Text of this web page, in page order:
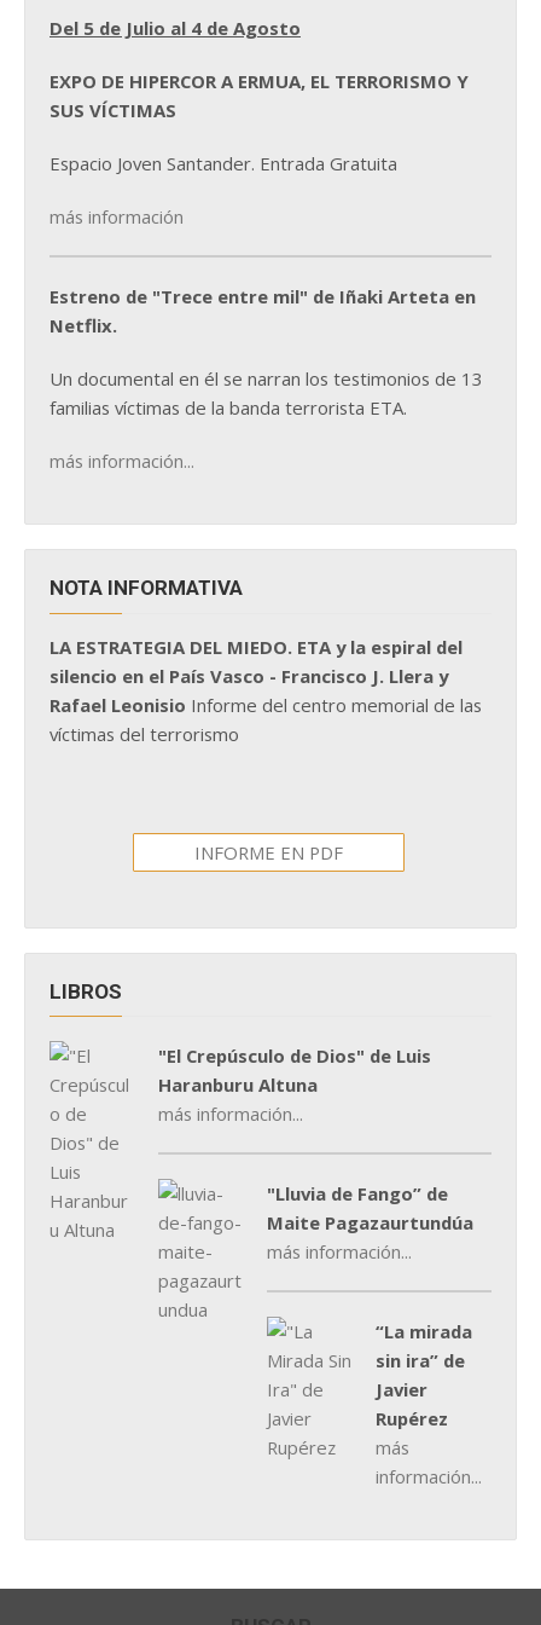
Del 5 de Julio al 4 de Agosto
EXPO DE HIPERCOR A ERMUA, EL TERRORISMO Y
SUS VÍCTIMAS
Espacio Joven Santander. Entrada Gratuita
más información
Estreno de "Trece entre mil" de Iñaki Arteta en
Netflix.
Un documental en él se narran los testimonios de 13
familias víctimas de la banda terrorista ETA.
más información...
NOTA INFORMATIVA
LA ESTRATEGIA DEL MIEDO. ETA y la espiral del
silencio en el País Vasco - Francisco J. Llera y
Rafael Leonisio Informe del centro memorial de las
víctimas del terrorismo
INFORME EN PDF
LIBROS
"El Crepúsculo de Dios" de Luis
Haranburu Altuna
más información...
"Lluvia de Fango” de
Maite Pagazaurtundúa
más información...
“La mirada
sin ira” de
Javier
Rupérez
más
información...